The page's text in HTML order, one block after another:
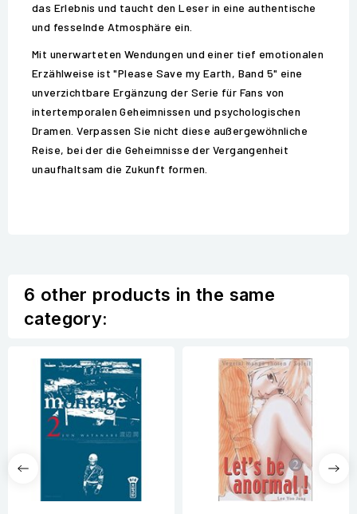
das Erlebnis und taucht den Leser in eine authentische
und fesselnde Atmosphäre ein.
Mit unerwarteten Wendungen und einer tief emotionalen
Erzählweise ist "Please Save my Earth, Band 5" eine
unverzichtbare Ergänzung der Serie für Fans von
intertemporalen Geheimnissen und psychologischen
Dramen. Verpassen Sie nicht diese außergewöhnliche
Reise, bei der die Geheimnisse der Vergangenheit
unaufhaltsam die Zukunft formen.
6 other products in the same
category: